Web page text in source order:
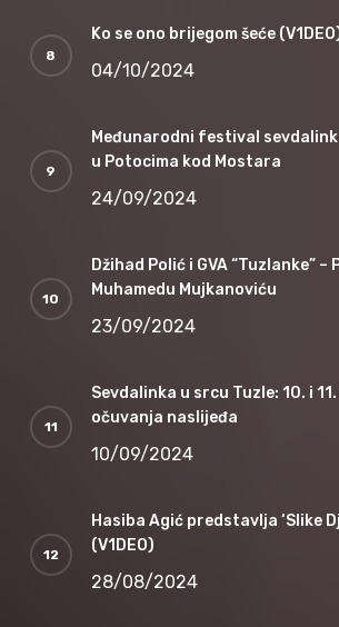
Ko se ono brijegom šeće
04/10/2024
Međunarodni festival
u Potocima kod Mostara
24/09/2024
Džihad Polić i GVA “Tuzlanke” –
Muhamedu Mujkanoviću
23/09/2024
Sevdalinka u srcu Tuzle: 10. i
očuvanja naslijeđa
10/09/2024
Hasiba Agić predstavlja ‘Slike
(V1DEO)
28/08/2024